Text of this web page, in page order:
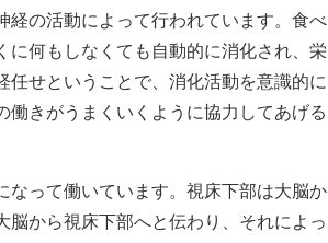
経の活動によって行われています。食べ
に何もしなくても自動的に消化され、栄
せということで、消化活動を意識的に
きがうまくいくように協力してあげる
なって働いています。視床下部は大脳か
から視床下部へと伝わり、それによっ